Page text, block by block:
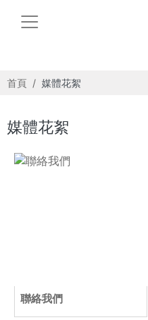
首頁 媒體花絮
媒體花絮
聯絡我們